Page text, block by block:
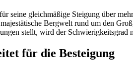
seine gleichmäßige Steigung über
Bergwelt rund um den
stellt, wird der Schwierigkeitsgrad
für die Besteigung